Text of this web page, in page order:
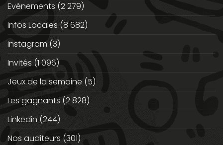
Evénements (2 279)
Infos Locales (8 682)
instagram (3)
Invités (1 096)
Jeux de la semaine (5)
Les gagnants (2 828)
Linkedin (244)
Nos auditeurs (301)